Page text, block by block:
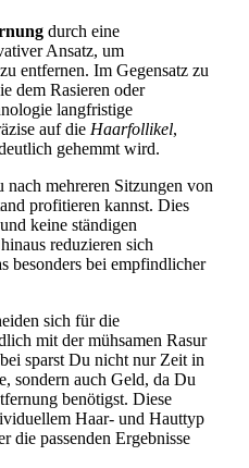
durch eine
Ansatz, um
entfernen. Im Gegensatz zu
dem Rasieren oder
langfristige
auf die Haarfollikel,
gehemmt wird.
mehreren Sitzungen von
profitieren kannst. Dies
keine ständigen
reduzieren sich
besonders bei empfindlicher
sich für die
mit der mühsamen Rasur
sparst Du nicht nur Zeit in
sondern auch Geld, da Du
benötigst. Diese
Haar- und Hauttyp
die passenden Ergebnisse